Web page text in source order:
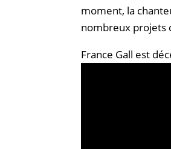
moment, la
nombreux projets
France Gall est